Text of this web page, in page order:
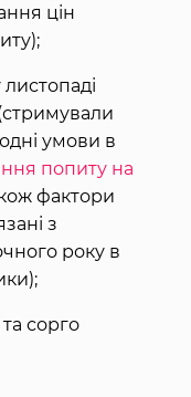
цін
листопаді
умови в
попиту на
фактори
з
року в
та сорго